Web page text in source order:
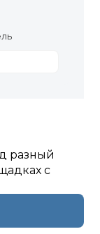
разный
с